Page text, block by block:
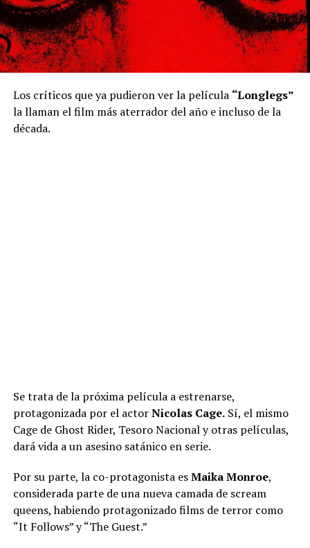
Los críticos que ya pudieron ver la película “Longlegs”
la llaman el film más aterrador del año e incluso de la
década.
Se trata de la próxima película a estrenarse,
protagonizada por el actorNicolas Cage.Sí, el mismo
Cage de Ghost Rider, Tesoro Nacional y otras películas,
dará vida a un asesino satánico en serie.
Por su parte, la co-protagonista esMaika Monroe,
considerada parte de una nueva camada de scream
queens, habiendo protagonizado films de terror como
“It Follows” y “The Guest.”